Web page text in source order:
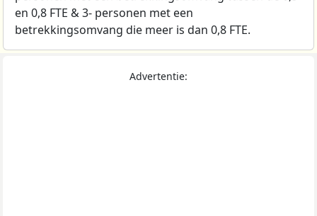
en 0,8 FTE & 3- personen met een
betrekkingsomvang die meer is dan 0,8 FTE.
Advertentie: